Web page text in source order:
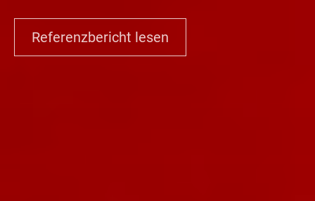
Referenzbericht lesen